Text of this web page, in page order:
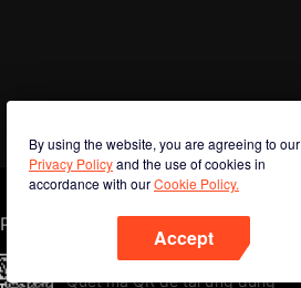
By using the website, you are agreeing to our
Privacy Policyand the use of cookies in
accordance with ourCookie Policy.
Accept
Phone
Quét mã QR để tải ứng dụng